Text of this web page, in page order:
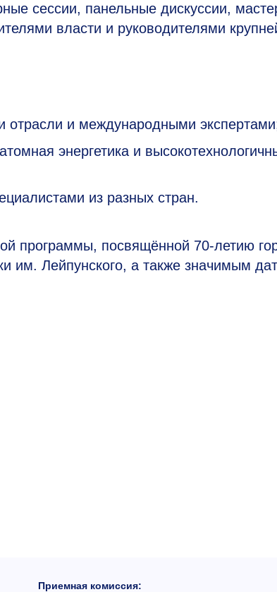
сессии, панельные дискуссии,
власти и руководителями
и международными
энергетика и
из разных стран.
программы, посвящённой 70-летию
им. Лейпунского, а также значимым
Приемная комиссия: